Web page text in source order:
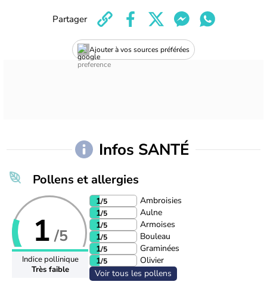
Ajouter à vos sources préférées
Partager
Infos SANTÉ
Pollens et allergies
1 /5
Indice pollinique
Très faible
1/5
Ambroisies
1/5
Aulne
1/5
Armoises
1/5
Bouleau
1/5
Graminées
1/5
Olivier
Voir tous les pollens